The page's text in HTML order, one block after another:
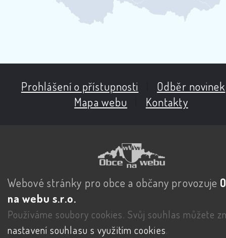
Prohlášení o přístupnosti Odběr novinek
Mapa webu
Kontakty
Webové stránky pro obce a občany provozuje
na webu s.r.o.
Používáme soubory cookies. Svůj souhlas můžete
nastavení souhlasu s využitím cookies.